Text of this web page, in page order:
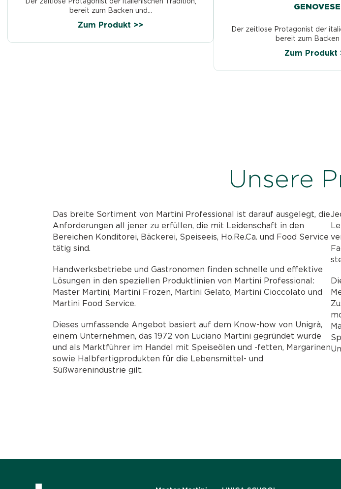
bereit zum Backen und...
Zum Produkt >>
GENOVESE
Der zeitlose Protagonist der
bereit zum Backen
Zum Produkt
Unsere
Das breite Sortiment von Martini Professional ist darauf ausgelegt, die
Anforderungen all jener zu erfüllen, die mit Leidenschaft in den
Bereichen Konditorei, Bäckerei, Speiseeis, Ho.Re.Ca. und Food Service
tätig sind.
Handwerksbetriebe und Gastronomen finden schnelle und effektive
Lösungen in den speziellen Produktlinien von Martini Professional:
Master Martini, Martini Frozen, Martini Gelato, Martini Cioccolato und
Martini Food Service.
Dieses umfassende Angebot basiert auf dem Know-how von Unigrà,
einem Unternehmen, das 1972 von Luciano Martini gegründet wurde
und als Marktführer im Handel mit Speiseölen und -fetten, Margarinen
sowie Halbfertigprodukten für die Lebensmittel- und
Süßwarenindustrie gilt.